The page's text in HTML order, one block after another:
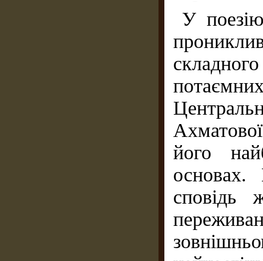
У
його
сповідь